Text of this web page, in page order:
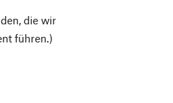
die wir
führen.)